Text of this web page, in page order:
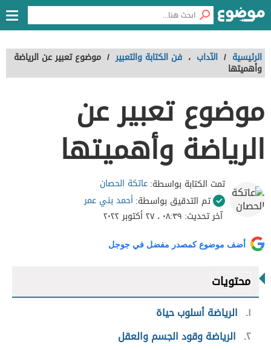
الرئيسية / الآداب ، فن الكتابة والتعبير / موضوع تعبير عن الرياضة
وأهميتها
موضوع تعبير عن
الرياضة وأهميتها
تمت الكتابة بواسطة:عاتكة الحصان
تم التدقيق بواسطة:أحمد بني عمر
آخر تحديث: ٠٨:٣٩ ، ٢٧ أكتوبر ٢٠٢٢
أضف موضوع كمصدر مفضل في جوجل
محتويات
١
الرياضة أسلوب حياة
٢ الرياضة وقود الجسم والعقل